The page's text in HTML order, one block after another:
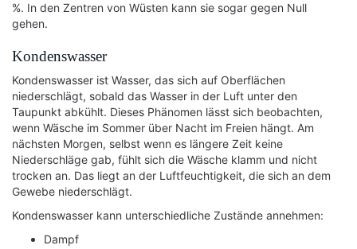
%. In den Zentren von Wüsten kann sie sogar gegen Null
gehen.
Kondenswasser
Kondenswasser ist Wasser, das sich auf Oberflächen
niederschlägt, sobald das Wasser in der Luft unter den
Taupunkt abkühlt. Dieses Phänomen lässt sich beobachten,
wenn Wäsche im Sommer über Nacht im Freien hängt. Am
nächsten Morgen, selbst wenn es längere Zeit keine
Niederschläge gab, fühlt sich die Wäsche klamm und nicht
trocken an. Das liegt an der Luftfeuchtigkeit, die sich an dem
Gewebe niederschlägt.
Kondenswasser kann unterschiedliche Zustände annehmen:
Dampf